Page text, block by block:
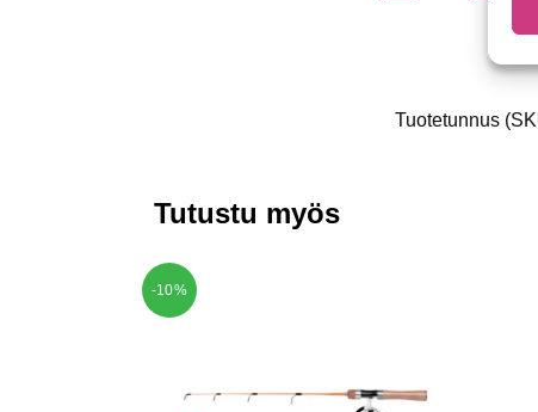
Tuotetunnus
Tutustu myös
-10%